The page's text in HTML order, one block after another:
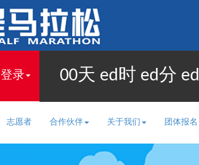
登录 00天 ed时 ed分 ed
志愿者 合作伙伴 关于我们 团体报名